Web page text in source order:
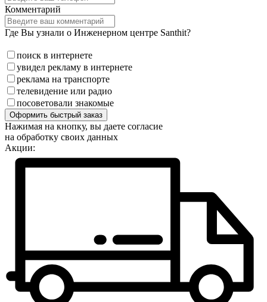
Комментарий
Где Вы узнали о Инженерном центре Santhit?
поиск в интернете
увидел рекламу в интернете
реклама на транспорте
телевидение или радио
посоветовали знакомые
Оформить быстрый заказ
Нажимая на кнопку, вы даете согласие
на обработку своих данных
Акции: